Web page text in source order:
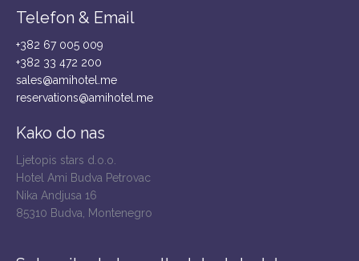
Telefon & Email
+382 67 005 009
+382 33 472 200
sales@amihotel.me
reservations@amihotel.me
Kako do nas
Ljetopis stars d.o.o.
Hotel Ami Budva Petrovac
Nika Andjusa 16
85310 Budva, Montenegro